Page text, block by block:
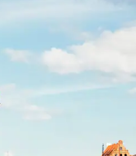
τα κουμπιά πάνω και κάτω βέλους,